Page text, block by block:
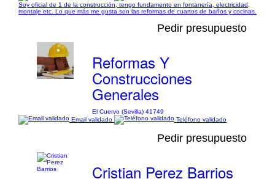
Soy oficial de 1 de la construcción, tengo fundamento en fontanería, electricidad,
montaje etc. Lo que más me gusta son las reformas de cuartos de baños y cocinas.
Pedir presupuesto
Reformas Y
Construcciones
Generales
El Cuervo (Sevilla) 41749
Email validado
Teléfono validado
Pedir presupuesto
Cristian Perez Barrios